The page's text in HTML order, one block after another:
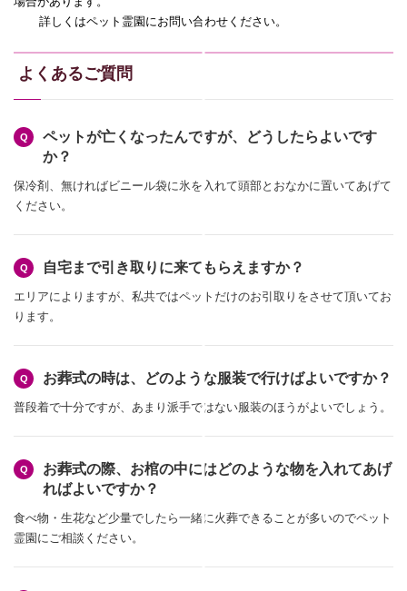
詳しくはペット霊園にお問い合わせください。
よくあるご質問
ペットが亡くなったんですが、どうしたらよいです
か？
保冷剤、無ければビニール袋に氷を入れて頭部とおなかに置いてあげて
ください。
自宅まで引き取りに来てもらえますか？
エリアによりますが、私共ではペットだけのお引取りをさせて頂いてお
ります。
お葬式の時は、どのような服装で行けばよいですか？
普段着で十分ですが、あまり派手ではない服装のほうがよいでしょう。
お葬式の際、お棺の中にはどのような物を入れてあげ
ればよいですか？
食べ物・生花など少量でしたら一緒に火葬できることが多いのでペット
霊園にご相談ください。